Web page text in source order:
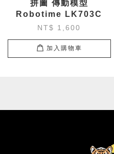
拼圖 傳動模型
Robotime LK703C
NT$ 1,600
加入購物車